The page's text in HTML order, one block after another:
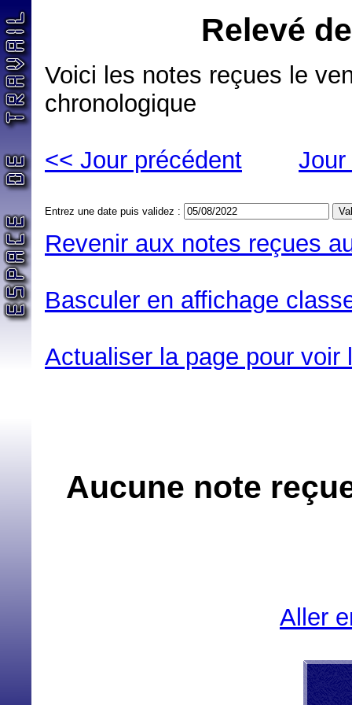
Relevé
Voici les notes reçues le
chronologique
<< Jour précédent
Entrez une date puis validez :
Revenir aux notes reçues
Basculer en affichage
Actualiser la page pour
Aucune note
Aller